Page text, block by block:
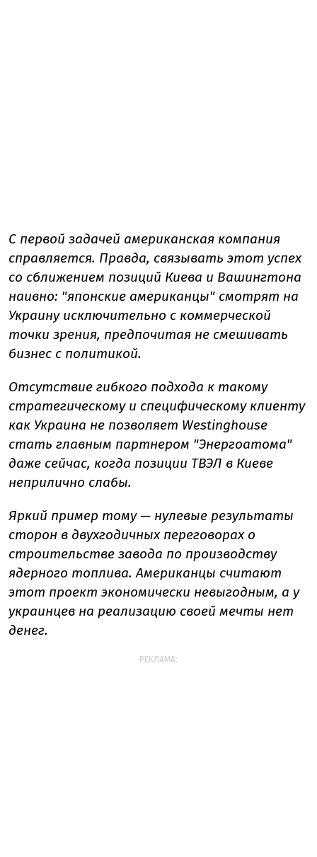
С первой задачей американская компания
справляется. Правда, связывать этот успех
со сближением позиций Киева и Вашингтона
наивно: "японские американцы" смотрят на
Украину исключительно с коммерческой
точки зрения, предпочитая не смешивать
бизнес с политикой.
Отсутствие гибкого подхода к такому
стратегическому и специфическому клиенту
как Украина не позволяет Westinghouse
стать главным партнером "Энергоатома"
даже сейчас, когда позиции ТВЭЛ в Киеве
неприлично слабы.
Яркий пример тому — нулевые результаты
сторон в двухгодичных переговорах о
строительстве завода по производству
ядерного топлива. Американцы считают
этот проект экономически невыгодным, а у
украинцев на реализацию своей мечты нет
денег.
РЕКЛАМА: